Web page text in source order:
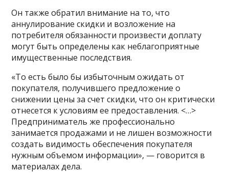
Он также обратил внимание на то, что
аннулирование скидки и возложение на
потребителя обязанности произвести доплату
могут быть определены как неблагоприятные
имущественные последствия.
«То есть было бы избыточным ожидать от
покупателя, получившего предложение о
снижении цены за счет скидки, что он критически
отнесется к условиям ее предоставления. <…>
Предприниматель же профессионально
занимается продажами и не лишен возможности
создать видимость обеспечения покупателя
нужным объемом информации», — говорится в
материалах дела.